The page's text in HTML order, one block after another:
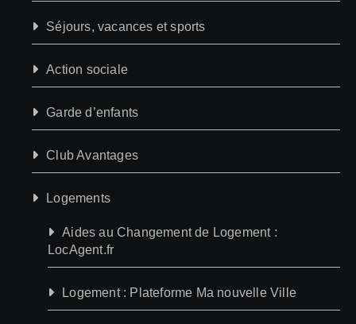
Séjours, vacances et sports
Action sociale
Garde d’enfants
Club Avantages
Logements
Aides au Changement de Logement :
LocAgent.fr
Logement : Plateforme Ma nouvelle Ville